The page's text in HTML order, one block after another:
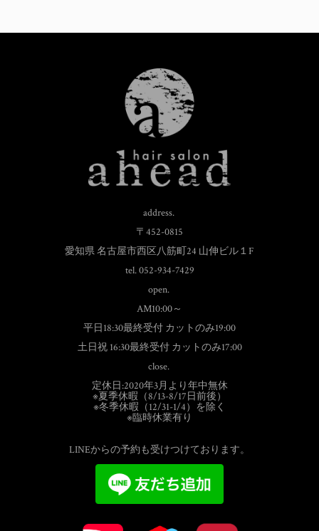
address.
〒452-0815
愛知県 名古屋市西区八筋町24 山伸ビル１F
tel. 052-934-7429
open.
AM10:00～
平日18:30最終受付 カットのみ19:00
土日祝 16:30最終受付 カットのみ17:00
close.
定休日:2020年3月より年中無休
※夏季休暇（8/13-8/17日前後）
※冬季休暇（12/31-1/4）を除く
※臨時休業有り
LINEからの予約も受けつけております。